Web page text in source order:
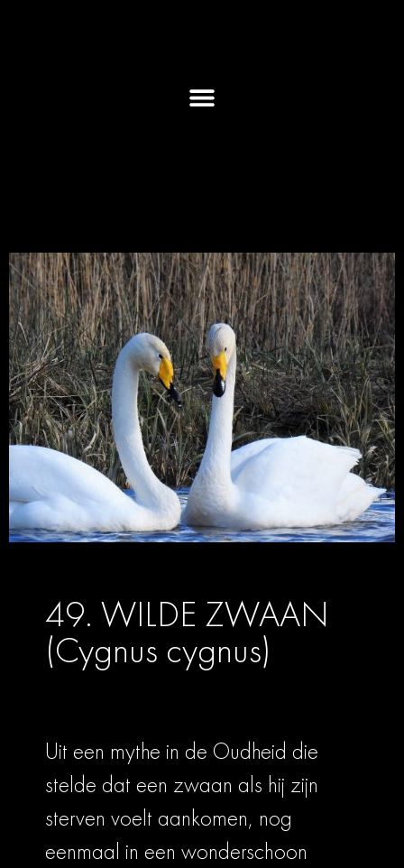
49. WILDE ZWAAN
(Cygnus cygnus)
Uit een mythe in de Oudheid die
stelde dat een zwaan als hij zijn
sterven voelt aankomen, nog
eenmaal in een wonderschoon